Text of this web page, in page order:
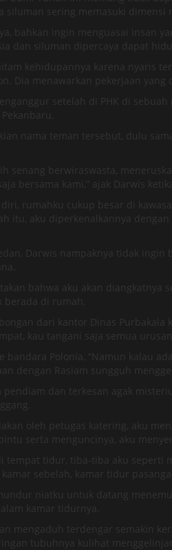
sering memasuki dimensi
bahkan ingin menguasai insan
dan siluman dipercaya dapat
kehidupannya karena nyaris
Dia menawarkan pekerjaan
setelah di PHK di
nama teman tersebut, dulu
senang berwiraswasta,
bersama kami,” ajak Darwis
rumahku cukup besar di
itu, aku diperkenalkannya
Darwis nampaknya tidak
bahwa aku akan
di rumah,
dari kantor Dinas
kau tangani saja semua
bandara Polonia, “Namun kalau
dengan Rasiam sungguh
dan terkesan agak
oleh petugas katering, aku
serta menguncinya, aku
tempat tidur, tiba-tiba aku seperti
sebelah, kamar tidur
niatku untuk datang
kamar tidurnya.
mengaduh terdengar semakin
tubuhnya kulihat